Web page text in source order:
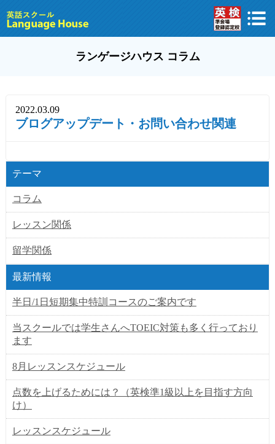
ランゲージハウス コラム
2022.03.09
ブログアップデート・お問い合わせ関連
テーマ
コラム
レッスン関係
留学関係
最新情報
半日/1日短期集中特訓コースのご案内です
当スクールでは学生さんへTOEIC対策も多く行っており
ます
8月レッスンスケジュール
点数を上げるためには？（英検準1級以上を目指す方向
け）
レッスンスケジュール